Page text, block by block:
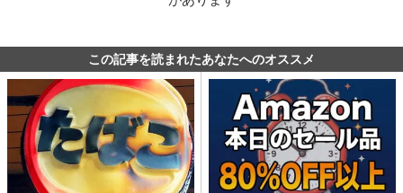
この記事を読まれたあなたへのオススメ